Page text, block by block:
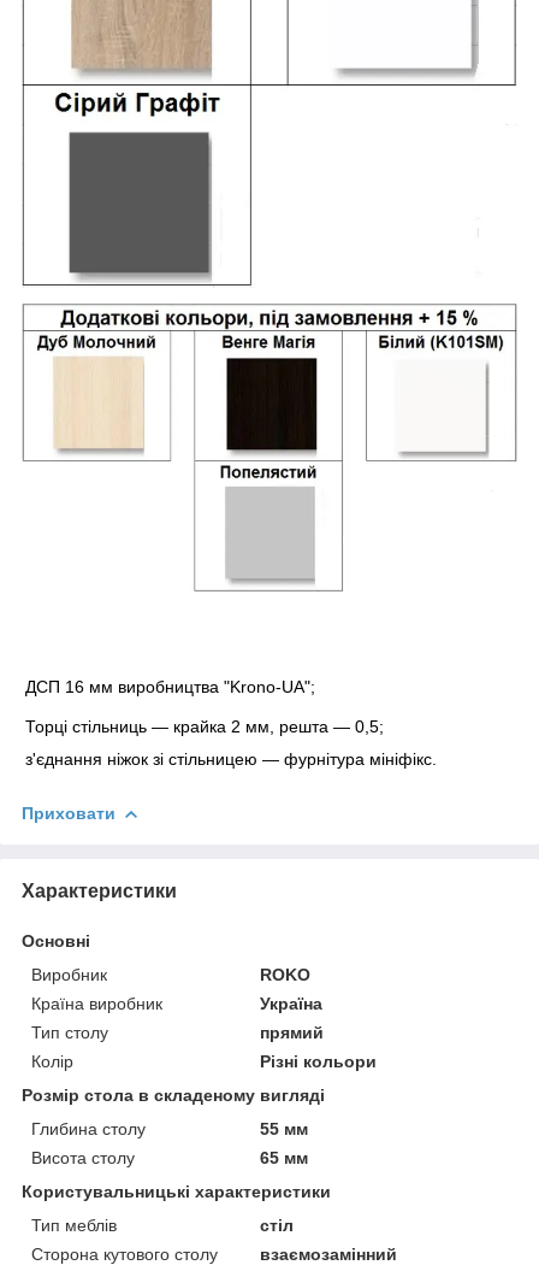
ДСП 16 мм виробництва "Krono-UA";
Торці стільниць — крайка 2 мм, решта — 0,5;
з'єднання ніжок зі стільницею — фурнітура мініфікс.
Приховати
Характеристики
Основні
Виробник
ROKO
Країна виробник
Україна
Тип столу
прямий
Колір
Різні кольори
Розмір стола в складеному вигляді
Глибина столу
55 мм
Висота столу
65 мм
Користувальницькі характеристики
Тип меблів
стіл
Сторона кутового столу
взаємозамінний